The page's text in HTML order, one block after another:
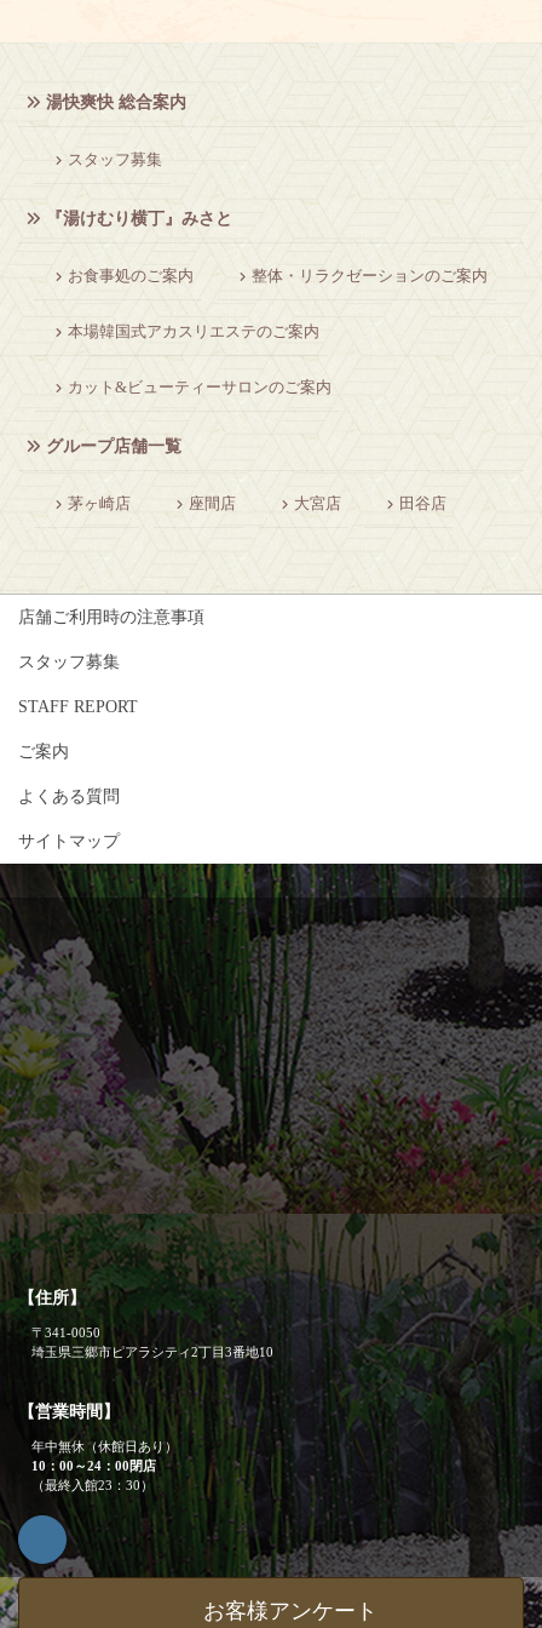
湯快爽快 総合案内
スタッフ募集
『湯けむり横丁』みさと
お食事処のご案内 整体・リラクゼーションのご案内
本場韓国式アカスリエステのご案内
カット&ビューティーサロンのご案内
グループ店舗一覧
茅ヶ崎店 座間店 大宮店 田谷店
店舗ご利用時の注意事項
スタッフ募集
STAFF REPORT
ご案内
よくある質問
サイトマップ
【住所】
〒341-0050
埼玉県三郷市ピアラシティ2丁目3番地10
【営業時間】
年中無休（休館日あり）
10：00～24：00閉店
（最終入館23：30）
お客様アンケート